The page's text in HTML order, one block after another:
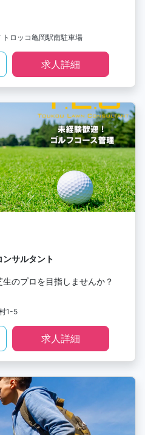
ロッコ亀岡駅南駐車場
求人詳細
ンサルタント
のプロを目指しませんか？
1-5
求人詳細